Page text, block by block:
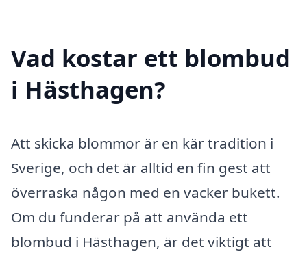
Vad kostar ett blombud
i Hästhagen?
Att skicka blommor är en kär tradition i
Sverige, och det är alltid en fin gest att
överraska någon med en vacker bukett.
Om du funderar på att använda ett
blombud i Hästhagen, är det viktigt att